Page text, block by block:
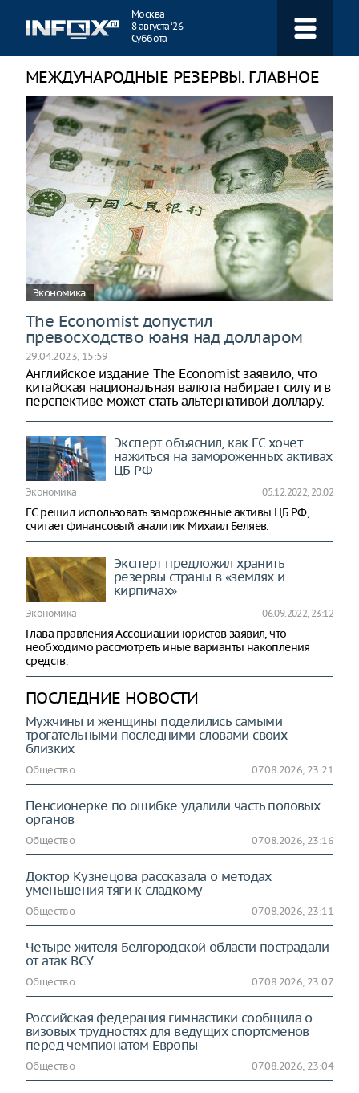
Москва
8 августа ‘26
Суббота
МЕЖДУНАРОДНЫЕ РЕЗЕРВЫ. ГЛАВНОЕ
Экономика
The Economist допустил
превосходство юаня над долларом
29.04.2023, 15:59
Английское издание The Economist заявило, что
китайская национальная валюта набирает силу и в
перспективе может стать альтернативой доллару.
Эксперт объяснил, как ЕС хочет
нажиться на замороженных активах
ЦБ РФ
Экономика 05.12.2022, 20:02
ЕС решил использовать замороженные активы ЦБ РФ,
считает финансовый аналитик Михаил Беляев.
Эксперт предложил хранить
резервы страны в «землях и
кирпичах»
Экономика 06.09.2022, 23:12
Глава правления Ассоциации юристов заявил, что
необходимо рассмотреть иные варианты накопления
средств.
ПОСЛЕДНИЕ НОВОСТИ
Мужчины и женщины поделились самыми
трогательными последними словами своих
близких
Общество 07.08.2026, 23:21
Пенсионерке по ошибке удалили часть половых
органов
Общество 07.08.2026, 23:16
Доктор Кузнецова рассказала о методах
уменьшения тяги к сладкому
Общество 07.08.2026, 23:11
Четыре жителя Белгородской области пострадали
от атак ВСУ
Общество 07.08.2026, 23:07
Российская федерация гимнастики сообщила о
визовых трудностях для ведущих спортсменов
перед чемпионатом Европы
Общество 07.08.2026, 23:04